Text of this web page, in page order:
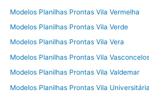
Modelos Planilhas Prontas Vila Vermelha
Modelos Planilhas Prontas Vila Verde
Modelos Planilhas Prontas Vila Vera
Modelos Planilhas Prontas Vila
Modelos Planilhas Prontas Vila Valdemar
Modelos Planilhas Prontas Vila Universitária